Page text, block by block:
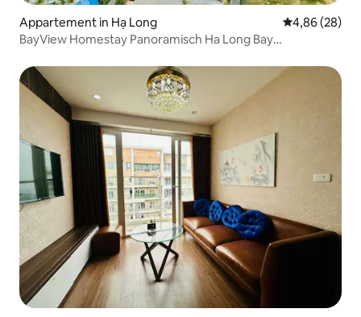
Appartement in Hạ Long Gemiddelde
4,86 (28)
BayView Homestay Panoramisch Ha Long Bay